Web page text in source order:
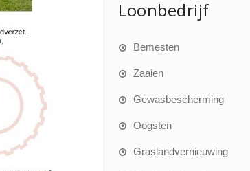
Loonbedrijf
Bemesten
Zaaien
Gewasbescherming
Oogsten
Graslandvernieuwing